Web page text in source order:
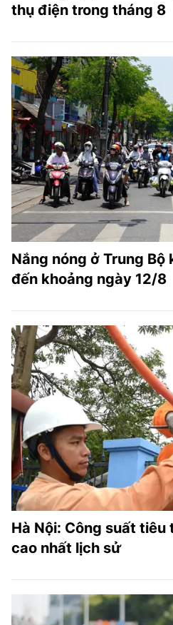
thụ điện trong tháng 8
Nắng nóng ở Trung Bộ
đến khoảng ngày 12/8
Hà Nội: Công suất tiêu
cao nhất lịch sử